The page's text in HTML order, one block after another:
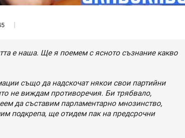
е наша. Ще я поемем с ясното съзнание какво
също да надскочат някои свои партийни
не виждам противоречия. Би трябвало,
да съставим парламентарно мнозинство,
подкрепа, ще отидем пак на предсрочни